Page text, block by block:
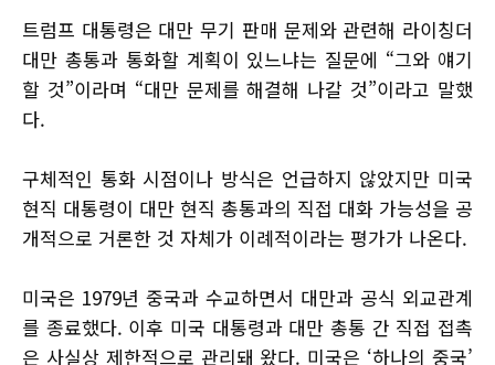
트럼프 대통령은 대만 무기 판매 문제와 관련해 라이칭더
대만 총통과 통화할 계획이 있느냐는 질문에 “그와 얘기
할 것”이라며 “대만 문제를 해결해 나갈 것”이라고 말했
다.
구체적인 통화 시점이나 방식은 언급하지 않았지만 미국
현직 대통령이 대만 현직 총통과의 직접 대화 가능성을 공
개적으로 거론한 것 자체가 이례적이라는 평가가 나온다.
미국은 1979년 중국과 수교하면서 대만과 공식 외교관계
를 종료했다. 이후 미국 대통령과 대만 총통 간 직접 접촉
은 사실상 제한적으로 관리돼 왔다. 미국은 ‘하나의 중국’